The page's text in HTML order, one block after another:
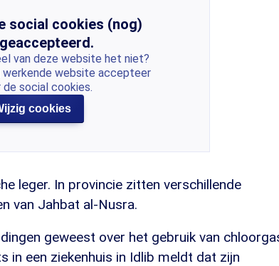
social cookies (nog)
van deze website het niet?
werkende website accepteer
de social cookies.
cookies
leger. In provincie zitten verschillende
van Jahbat al-Nusra.
geweest over het gebruik van
in een ziekenhuis in Idlib meldt dat zijn